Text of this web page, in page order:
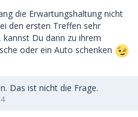
du auf einen monatlichen
tue bei longterm Sachen
dann werden die Treffen auf
auch erklärbare Ursachen
kann dann ruhig 100 euro
die Erwartungshaltung nicht
den ersten Treffen sehr
Du dann zu ihrem
oder ein Auto schenken
Das ist nicht die Frage.